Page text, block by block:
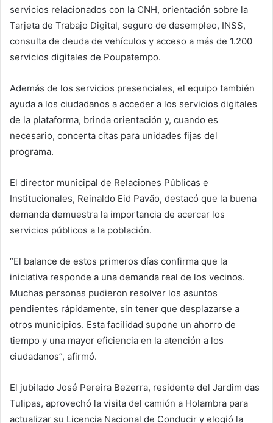
servicios relacionados con la CNH, orientación sobre la
Tarjeta de Trabajo Digital, seguro de desempleo, INSS,
consulta de deuda de vehículos y acceso a más de 1.200
servicios digitales de Poupatempo.
Además de los servicios presenciales, el equipo también
ayuda a los ciudadanos a acceder a los servicios digitales
de la plataforma, brinda orientación y, cuando es
necesario, concerta citas para unidades fijas del
programa.
El director municipal de Relaciones Públicas e
Institucionales, Reinaldo Eid Pavão, destacó que la buena
demanda demuestra la importancia de acercar los
servicios públicos a la población.
“El balance de estos primeros días confirma que la
iniciativa responde a una demanda real de los vecinos.
Muchas personas pudieron resolver los asuntos
pendientes rápidamente, sin tener que desplazarse a
otros municipios. Esta facilidad supone un ahorro de
tiempo y una mayor eficiencia en la atención a los
ciudadanos”, afirmó.
El jubilado José Pereira Bezerra, residente del Jardim das
Tulipas, aprovechó la visita del camión a Holambra para
actualizar su Licencia Nacional de Conducir y elogió la